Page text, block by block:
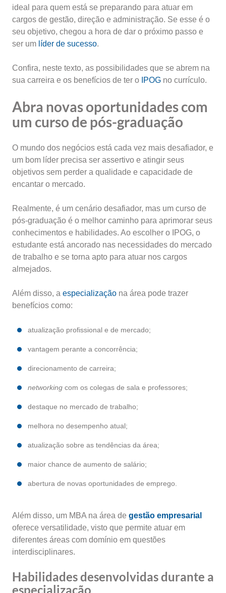
ideal para quem está se preparando para atuar em
cargos de gestão, direção e administração. Se esse é o
seu objetivo, chegou a hora de dar o próximo passo e
ser um líder de sucesso.
Confira, neste texto, as possibilidades que se abrem na
sua carreira e os benefícios de ter o IPOG no currículo.
Abra novas oportunidades com
um curso de pós-graduação
O mundo dos negócios está cada vez mais desafiador, e
um bom líder precisa ser assertivo e atingir seus
objetivos sem perder a qualidade e capacidade de
encantar o mercado.
Realmente, é um cenário desafiador, mas um curso de
pós-graduação é o melhor caminho para aprimorar seus
conhecimentos e habilidades. Ao escolher o IPOG, o
estudante está ancorado nas necessidades do mercado
de trabalho e se torna apto para atuar nos cargos
almejados.
Além disso, a especialização na área pode trazer
benefícios como:
atualização profissional e de mercado;
vantagem perante a concorrência;
direcionamento de carreira;
networking com os colegas de sala e professores;
destaque no mercado de trabalho;
melhora no desempenho atual;
atualização sobre as tendências da área;
maior chance de aumento de salário;
abertura de novas oportunidades de emprego.
Além disso, um MBA na área de gestão empresarial
oferece versatilidade, visto que permite atuar em
diferentes áreas com domínio em questões
interdisciplinares.
Habilidades desenvolvidas durante a
especialização